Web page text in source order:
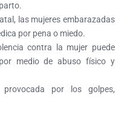
las mujeres embarazadas
por pena o miedo.
contra la mujer puede
medio de abuso físico y
por los golpes,